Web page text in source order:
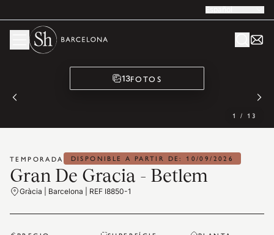
Español
13FOTOS
1 / 13
TEMPORADA DISPONIBLE A PARTIR DE: 10/09/2026
Gran De Gracia - Betlem
Gràcia | Barcelona | REF I8850-1